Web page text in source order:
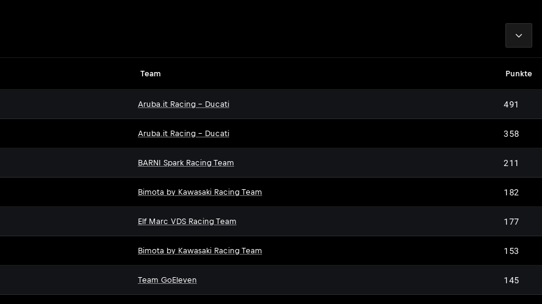
Team Punkte
Aruba.it Racing - Ducati 491
Aruba.it Racing - Ducati 358
BARNI Spark Racing Team 211
Bimota by Kawasaki Racing Team 182
Elf Marc VDS Racing Team 177
Bimota by Kawasaki Racing Team 153
Team GoEleven 145